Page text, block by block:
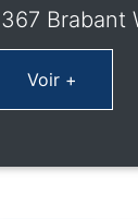
Brabant
Voir +